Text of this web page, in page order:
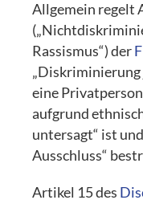
Allgemein regelt
Rassismus“) der
„Diskriminierung
eine
aufgrund
untersagt“ ist
Ausschluss“
Artikel 15 des